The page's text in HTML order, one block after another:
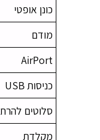
כונן אופטי
מודם
AirPort
כניסות USB
סלוטים
מקלדת